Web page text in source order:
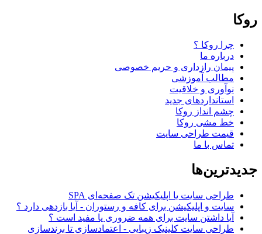
روکا
چرا روکا ؟
درباره ما
پیمان رازداری و حریم خصوصی
مطالب آموزشی
نوآوری و خلاقیت
استانداردهای جدید
چشم انداز روکا
خط مشی روکا
قیمت طراحی سایت
تماس با ما
جدیدترین‌ها
طراحی سایت یا اپلیکیشن تک صفحه‌ای SPA
سایت و اپلیکیشن برای کافه و رستوران - آیا بازدهی دارد ؟
آیا داشتن سایت برای همه ضروری یا مفید است ؟
طراحی سایت کلینیک زیبایی - اعتمادسازی تا برندسازی